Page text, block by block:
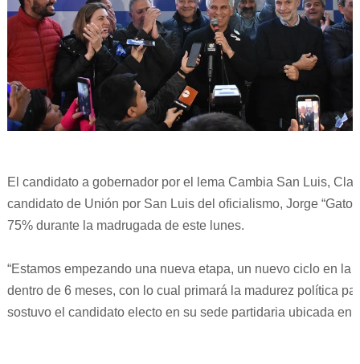
El candidato a gobernador por el lema Cambia San Luis,
candidato de Unión por San Luis del oficialismo, Jorge
75% durante la madrugada de este lunes.
“Estamos empezando una nueva etapa, un nuevo ciclo en
dentro de 6 meses, con lo cual primará la madurez política
sostuvo el candidato electo en su sede partidaria ubicada